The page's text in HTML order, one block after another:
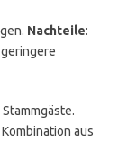
Nachteile:
aus